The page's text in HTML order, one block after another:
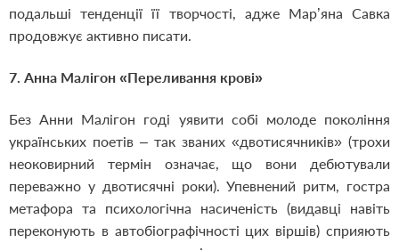
подальші тенденції її творчості, адже Мар’яна Савка
продовжує активно писати.
7. Анна Малігон «Переливання крові»
Без Анни Малігон годі уявити собі молоде покоління
українських поетів – так званих «двотисячників» (трохи
неоковирний термін означає, що вони дебютували
переважно у двотисячні роки). Упевнений ритм, гостра
метафора та психологічна насиченість (видавці навіть
переконують в автобіографічності цих віршів) сприяють